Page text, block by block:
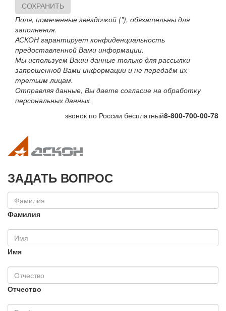
СОХРАНИТЬ
Поля, помеченные звёздочкой (*), обязательны для
заполнения.
АСКОН гарантирует конфиденциальность
предоставленной Вами информации.
Мы используем Ваши данные только для рассылки
запрошенной Вами информации и не передаём их
третьим лицам.
Отправляя данные, Вы даете согласие на обработку
персональных данных
звонок по России бесплатный8-800-700-00-78
ЗАДАТЬ ВОПРОС
Фамилия
Имя
Отчество